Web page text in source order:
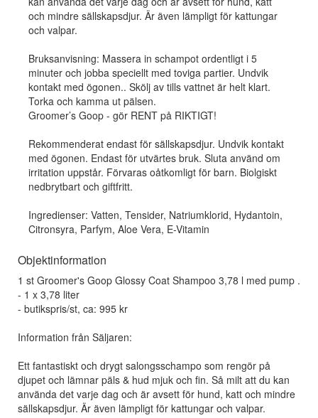
och mindre sällskapsdjur. Är även lämpligt för kattungar
och valpar.
Bruksanvisning: Massera in schampot ordentligt i 5
minuter och jobba speciellt med toviga partier. Undvik
kontakt med ögonen.. Skölj av tills vattnet är helt klart.
Torka och kamma ut pälsen.
Groomer’s Goop - gör RENT på RIKTIGT!
Rekommenderat endast för sällskapsdjur. Undvik kontakt
med ögonen. Endast för utvärtes bruk. Sluta använd om
irritation uppstår. Förvaras oåtkomligt för barn. Biolgiskt
nedbrytbart och giftfritt.
Ingredienser: Vatten, Tensider, Natriumklorid, Hydantoin,
Citronsyra, Parfym, Aloe Vera, E-Vitamin
Objektinformation
1 st Groomer's Goop Glossy Coat Shampoo 3,78 l med pump .
- 1 x 3,78 liter
- butikspris/st, ca: 995 kr
Information från Säljaren:
Ett fantastiskt och drygt salongsschampo som rengör på
djupet och lämnar päls & hud mjuk och fin. Så milt att du kan
använda det varje dag och är avsett för hund, katt och mindre
sällskapsdjur. Är även lämpligt för kattungar och valpar.